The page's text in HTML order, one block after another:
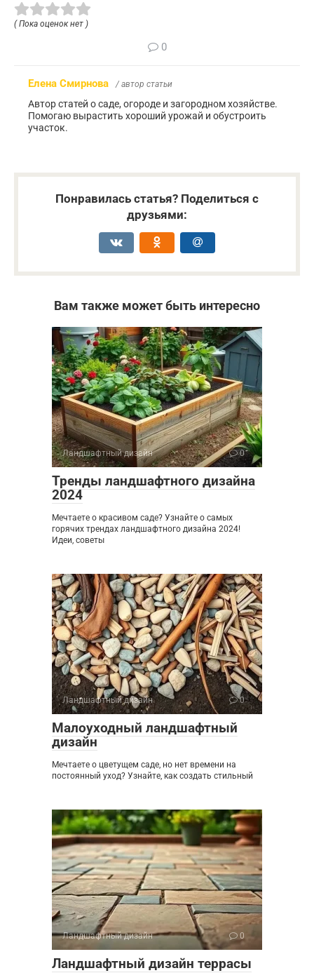
( Пока оценок нет )
0
Елена Смирнова / автор статьи
Автор статей о саде, огороде и загородном хозяйстве.
Помогаю вырастить хороший урожай и обустроить
участок.
Понравилась статья? Поделиться с
друзьями:
Вам также может быть интересно
Ландшафтный дизайн 0
Тренды ландшафтного дизайна
2024
Мечтаете о красивом саде? Узнайте о самых
горячих трендах ландшафтного дизайна 2024!
Идеи, советы
Ландшафтный дизайн 0
Малоуходный ландшафтный
дизайн
Мечтаете о цветущем саде, но нет времени на
постоянный уход? Узнайте, как создать стильный
Ландшафтный дизайн 0
Ландшафтный дизайн террасы